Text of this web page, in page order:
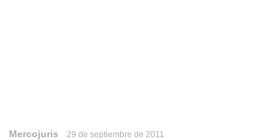
Mercojuris 29 de septiembre de 2011